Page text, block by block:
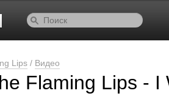
Lips / Видео
Flaming Lips - I